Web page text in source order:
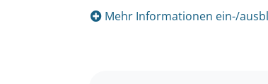
Mehr Informationen ein-/